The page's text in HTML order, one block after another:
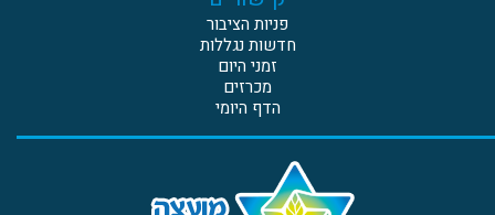
פניות הציבור
חדשות נגללות
זמני היום
מכרזים
הדף היומי